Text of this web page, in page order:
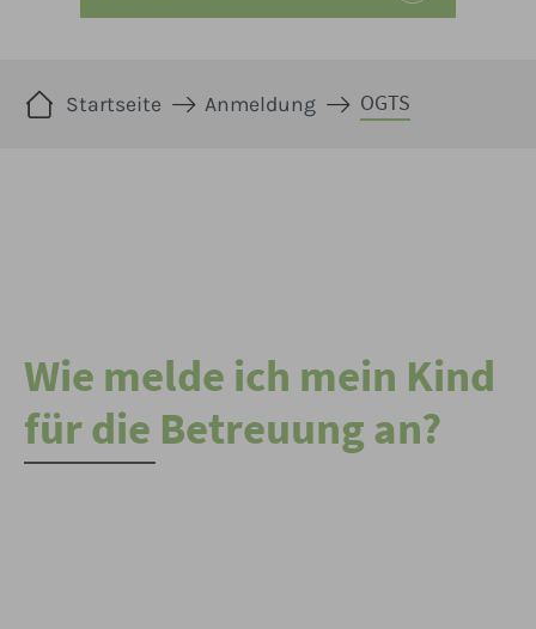
Startseite Anmeldung OGTS
Wie melde ich mein Kind
für die Betreuung an?